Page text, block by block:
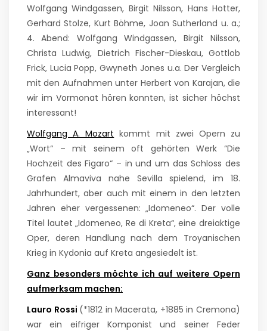
Wolfgang Windgassen, Birgit Nilsson, Hans Hotter,
Gerhard Stolze, Kurt Böhme, Joan Sutherland u. a.;
4. Abend: Wolfgang Windgassen, Birgit Nilsson,
Christa Ludwig, Dietrich Fischer-Dieskau, Gottlob
Frick, Lucia Popp, Gwyneth Jones u.a. Der Vergleich
mit den Aufnahmen unter Herbert von Karajan, die
wir im Vormonat hören konnten, ist sicher höchst
interessant!
Wolfgang A. Mozart kommt mit zwei Opern zu
„Wort“ – mit seinem oft gehörten Werk “Die
Hochzeit des Figaro“ – in und um das Schloss des
Grafen Almaviva nahe Sevilla spielend, im 18.
Jahrhundert, aber auch mit einem in den letzten
Jahren eher vergessenen: „Idomeneo“. Der volle
Titel lautet „Idomeneo, Re di Kreta“, eine dreiaktige
Oper, deren Handlung nach dem Troyanischen
Krieg in Kydonia auf Kreta angesiedelt ist.
Ganz besonders möchte ich auf weitere Opern
aufmerksam machen:
Lauro Rossi (*1812 in Macerata, +1885 in Cremona)
war ein eifriger Komponist und seiner Feder